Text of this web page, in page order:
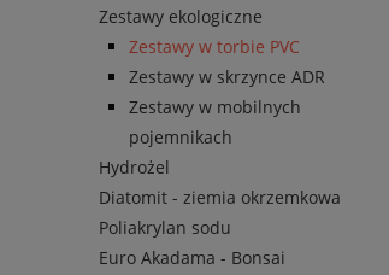
Zestawy ekologiczne
Zestawy w torbie PVC
Zestawy w skrzynce ADR
Zestawy w mobilnych
pojemnikach
Hydrożel
Diatomit - ziemia okrzemkowa
Poliakrylan sodu
Euro Akadama - Bonsai